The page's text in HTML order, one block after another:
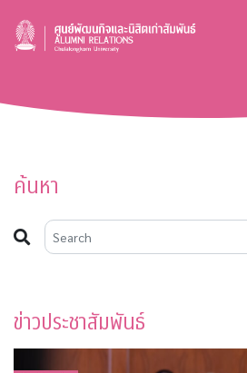
ค้นหา
ข่าวประชาสัมพันธ์